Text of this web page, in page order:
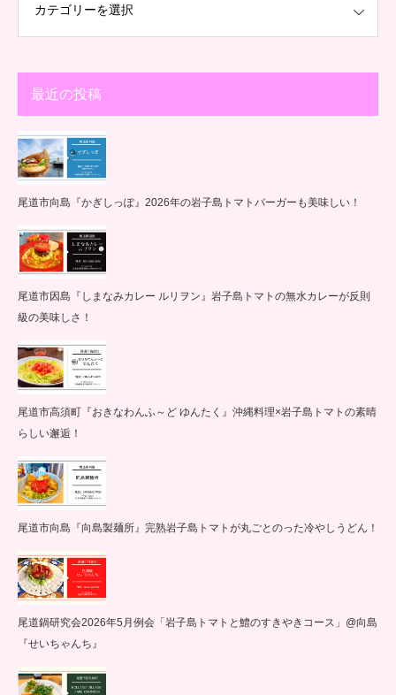
最近の投稿
尾道市向島『かぎしっぽ』2026年の岩子島トマトバーガーも美味しい！
尾道市因島『しまなみカレー ルリヲン』岩子島トマトの無水カレーが反則
級の美味しさ！
尾道市高須町『おきなわんふ～ど ゆんたく』沖縄料理×岩子島トマトの素晴
らしい邂逅！
尾道市向島『向島製麺所』完熟岩子島トマトが丸ごとのった冷やしうどん！
尾道鍋研究会2026年5月例会「岩子島トマトと鱧のすきやきコース」@向島
『せいちゃんち』